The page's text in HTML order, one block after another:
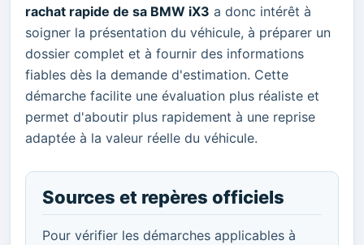
rachat rapide de sa BMW iX3 a donc intérêt à
soigner la présentation du véhicule, à préparer un
dossier complet et à fournir des informations
fiables dès la demande d'estimation. Cette
démarche facilite une évaluation plus réaliste et
permet d'aboutir plus rapidement à une reprise
adaptée à la valeur réelle du véhicule.
Sources et repères officiels
Pour vérifier les démarches applicables à